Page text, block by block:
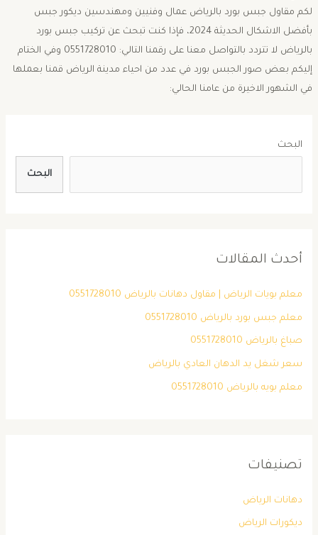
لكم مقاول جبس بورد بالرياض عمال وفنيين ومهندسين ديكور جبس
بأفضل الاشكال الحديثة 2024، فإذا كنت تبحث عن تركيب جبس بورد
بالرياض لا تتردد بالتواصل معنا على رقمنا التالي: 0551728010 وفي الختام
إليكم بعض صور الجبس بورد في عدد من احياء مدينة الرياض قمنا بعملها
في الشهور الاخيرة من عامنا الحالي:
البحث
البحث
أحدث المقالات
معلم بويات الرياض | مقاول دهانات بالرياض 0551728010
معلم جبس بورد بالرياض 0551728010
صباغ بالرياض 0551728010
سعر شغل يد الدهان العادي بالرياض
معلم بويه بالرياض 0551728010
تصنيفات
دهانات الرياض
ديكورات الرياض